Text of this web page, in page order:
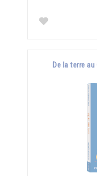
De la terre